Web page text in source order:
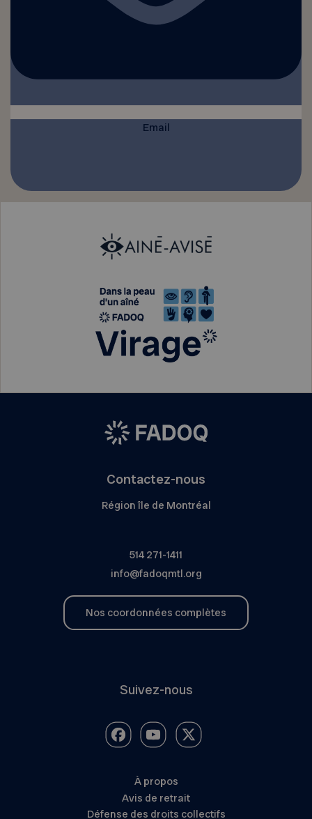
Email
Contactez-nous
Région île de Montréal
514 271-1411
info@fadoqmtl.org
Nos coordonnées complètes
Suivez-nous
À propos
Avis de retrait
Défense des droits collectifs